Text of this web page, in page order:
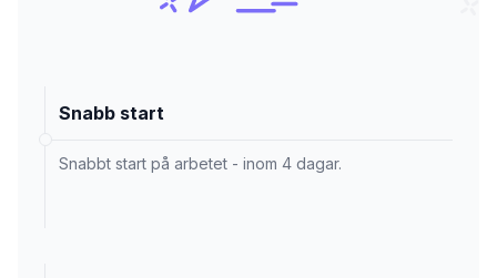
Snabb start
Snabbt start på arbetet - inom 4 dagar.